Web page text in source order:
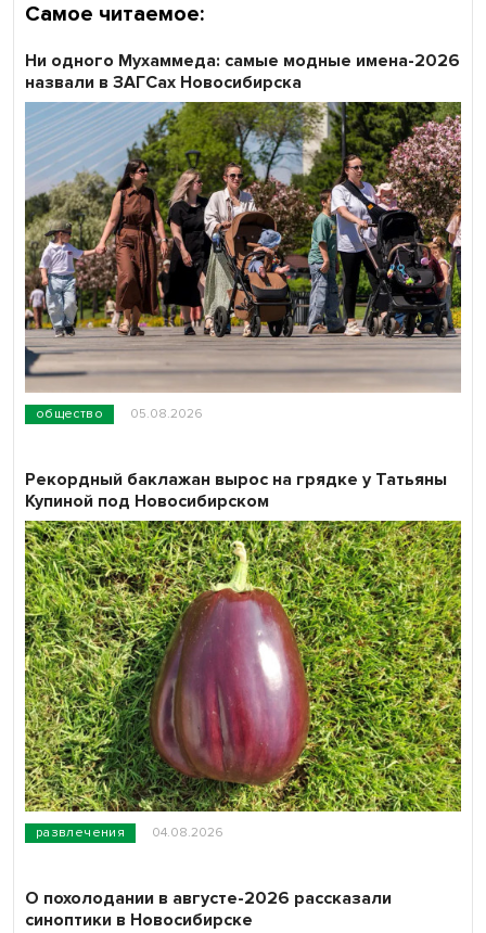
Самое читаемое:
общество 05.08.2026
Ни одного Мухаммеда: самые модные имена-2026
назвали в ЗАГСах Новосибирска
развлечения 04.08.2026
Рекордный баклажан вырос на грядке у Татьяны
Купиной под Новосибирском
О похолодании в августе-2026 рассказали
синоптики в Новосибирске